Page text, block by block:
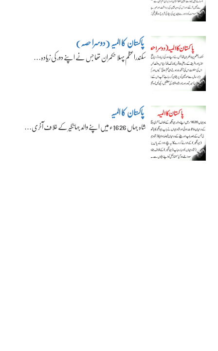
پاکستان کا المیہ (دوسرا حصہ)
سکندراعظم پہلا حکمران تھا جس نے اپنے دور کی زیادہ…
پاکستان کا المیہ
شاہ جہاں 1626ء میں اپنے والد جہانگیر کے خلاف آخری…